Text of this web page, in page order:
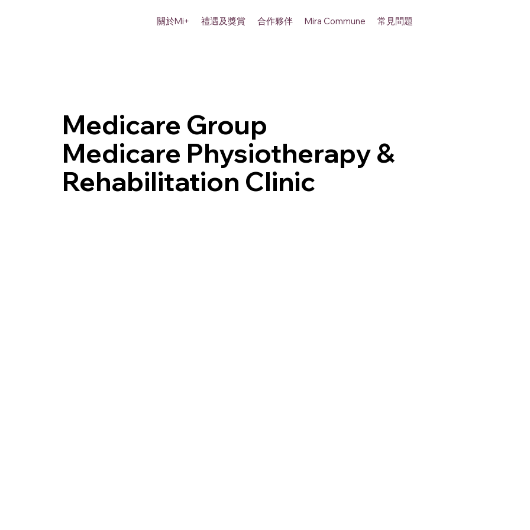
關於Mi+ 禮遇及獎賞 合作夥伴 Mira Commune 常見問題
Medicare Group
Medicare Physiotherapy &
Rehabilitation Clinic